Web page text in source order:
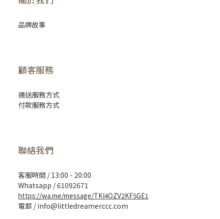
品牌故事
顧客服務
運送服務方式
付款服務方式
聯絡我們
客服時間 / 13:00 - 20:00
Whatsapp / 61092671
https://wa.me/message/TKI4OZV2KF5GE1
電郵 / info@littledreamerccc.com